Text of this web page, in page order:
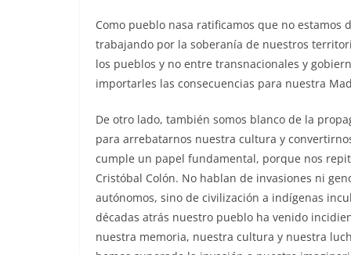
Como pueblo nasa ratificamos que no estamos
trabajando por la soberanía de nuestros
los pueblos y no entre transnacionales y
importarles las consecuencias para nuestra
De otro lado, también somos blanco de la
para arrebatarnos nuestra cultura y
cumple un papel fundamental, porque nos
Cristóbal Colón. No hablan de invasiones ni
autónomos, sino de civilización a indígenas
décadas atrás nuestro pueblo ha venido
nuestra memoria, nuestra cultura y nuestra